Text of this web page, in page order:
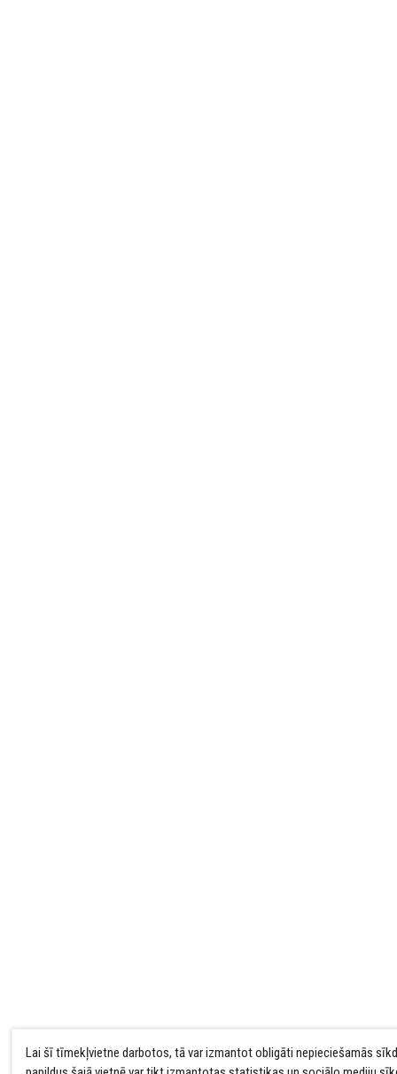
Lai šī tīmekļvietne darbotos, tā var izmantot obligāti nepieciešamās